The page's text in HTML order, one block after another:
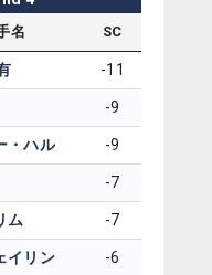
名 SC
-11
-9
・ハル -9
-7
ム -7
イリン -6